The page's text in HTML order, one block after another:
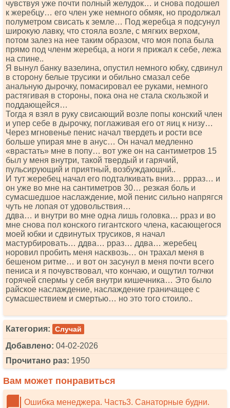
чувствуя уже почти полный желудок… и снова подошел
к жеребцу… его член уже немного обмяк, но продолжал
полуметром свисать к земле… Под жеребца я подсунул
широкую лавку, что стояла возле, с мягких верхом,
потом залез на нее таким образом, что моя попа была
прямо под членм жеребца, а ноги я прижал к себе, лежа
на спине..
Я вынул банку вазелина, опустил немного юбку, сдвинул
в сторону белые трусики и обильно смазал себе
анальную дырочку, помасировал ее руками, немного
растягивая в стороны, пока она не стала скользкой и
поддающейся…
Тогда я взял в руку свисающий возле попы конский член
и упер себе в дырочку, поглаживая его от яиц к низу…
Через мгновенье пенис начал твердеть и рости все
больше упирая мне в анус… Он начал медленно
«врастать» мне в попу… вот уже он на сантиметров 15
был у меня внутри, такой твердый и гарячий,
пульсирующий и приятный, возбуждающий..
И тут жеребец начал его подталкивать вниз… ррраз… и
он уже во мне на сантиметров 30… резкая боль и
сумасшедшое наслаждение, мой пенис сильно напрягся
чуть не лопая от удовольствия…
ддва… и внутри во мне одна лишь головка… рраз и во
мне снова пол конского гигантского члена, касающегося
моей юбки и сдвинутых трусиков, я начал
мастурбировать… ддва… рраз… ддва… жеребец
норовил пробить меня насквозь… он трахал меня в
бешеном ритме… и вот он засунул в меня почти всего
пениса и я почувствовал, что кончаю, и ощутил толчки
горячей спермы у себя внутри кишечника… Это было
райское наслаждение, наслаждение граничащее с
сумасшествием и смертью… но это того стоило..
Категория: Случай
Добавлено: 04-02-2026
Прочитано раз: 1950
Вам может понравиться
Ошибка менеджера. Часть3. Санаторные будни.